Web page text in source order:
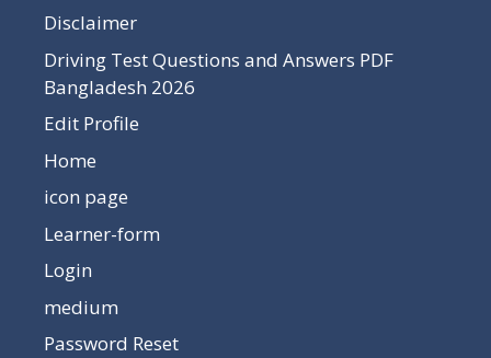
Disclaimer
Driving Test Questions and Answers PDF
Bangladesh 2026
Edit Profile
Home
icon page
Learner-form
Login
medium
Password Reset